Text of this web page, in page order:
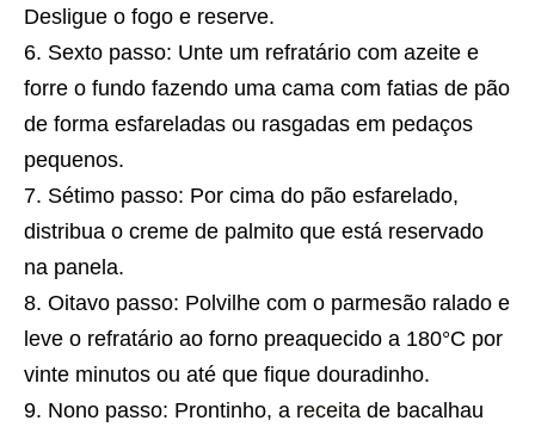
Desligue o fogo e reserve.
Sexto passo: Unte um refratário com azeite e
forre o fundo fazendo uma cama com fatias de pão
de forma esfareladas ou rasgadas em pedaços
pequenos.
Sétimo passo: Por cima do pão esfarelado,
distribua o creme de palmito que está reservado
na panela.
Oitavo passo: Polvilhe com o parmesão ralado e
leve o refratário ao forno preaquecido a 180°C por
vinte minutos ou até que fique douradinho.
Nono passo: Prontinho, a receita de bacalhau